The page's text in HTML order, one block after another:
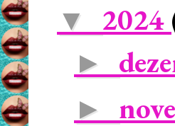
▼ 2024
►
►